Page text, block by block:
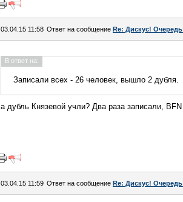
03.04.15 11:58 Ответ на сообщение Re: Дискус!
В ответ на:
Записали всех - 26 человек, вышло 2 дубля.
а дубль Князевой учли? Два раза записали,
03.04.15 11:59 Ответ на сообщение Re: Дискус!